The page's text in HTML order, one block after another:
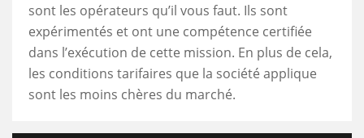
sont les opérateurs qu’il vous faut. Ils sont
expérimentés et ont une compétence certifiée
dans l’exécution de cette mission. En plus de cela,
les conditions tarifaires que la société applique
sont les moins chères du marché.